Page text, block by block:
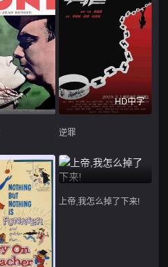
HD中字
逆罪
上帝,我怎么掉了下来!